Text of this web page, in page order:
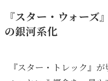
『スター・ウォーズ
の銀河系化
『スター・トレック』